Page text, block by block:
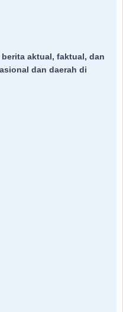
aktual, faktual, dan
dan daerah di